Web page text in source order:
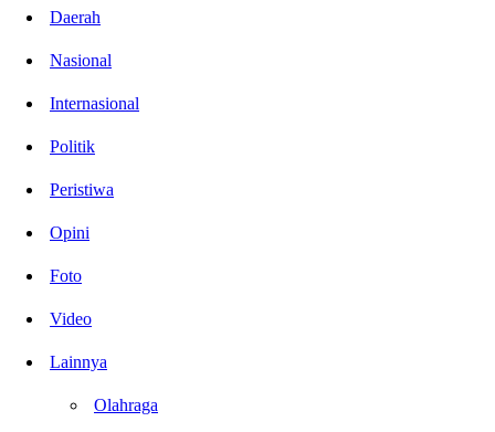
Daerah
Nasional
Internasional
Politik
Peristiwa
Opini
Foto
Video
Lainnya
Olahraga